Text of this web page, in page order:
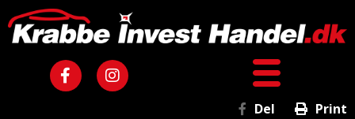
Del Print